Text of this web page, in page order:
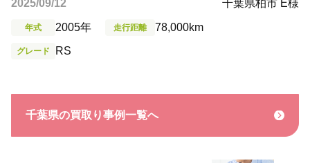
2025/09/12 千葉県柏市 E様
年式 2005年 走行距離 78,000km
グレード RS
千葉県の買取り事例一覧へ